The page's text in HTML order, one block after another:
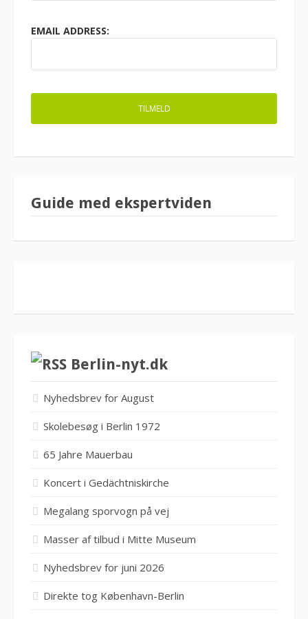
EMAIL ADDRESS:
Guide med ekspertviden
Berlin-nyt.dk
Nyhedsbrev for August
Skolebesøg i Berlin 1972
65 Jahre Mauerbau
Koncert i Gedächtniskirche
Megalang sporvogn på vej
Masser af tilbud i Mitte Museum
Nyhedsbrev for juni 2026
Direkte tog København-Berlin